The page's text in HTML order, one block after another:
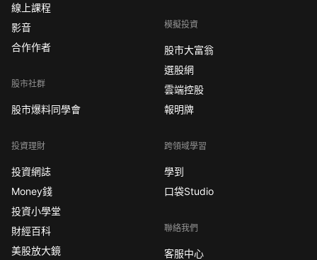
線上課程
影音
合作作者
股市社群
股市爆料同學會
投資理財
投資網誌
Money錢
投資小學堂
財經百科
美股放大鏡
模擬投資
股市大富翁
選股網
雲端控股
報明牌
跨領域學習
學到
口袋Studio
聯絡我們
客服中心